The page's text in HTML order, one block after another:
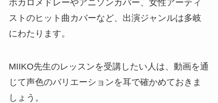
ボカロメドレーやアニソンカバー、女性アーティ
ストのヒット曲カバーなど、出演ジャンルは多岐
にわたります。
MIIKO先生のレッスンを受講したい人は、動画を通
じて声色のバリエーションを耳で確かめておきま
しょう。